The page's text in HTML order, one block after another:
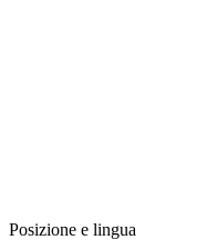
Posizione e lingua